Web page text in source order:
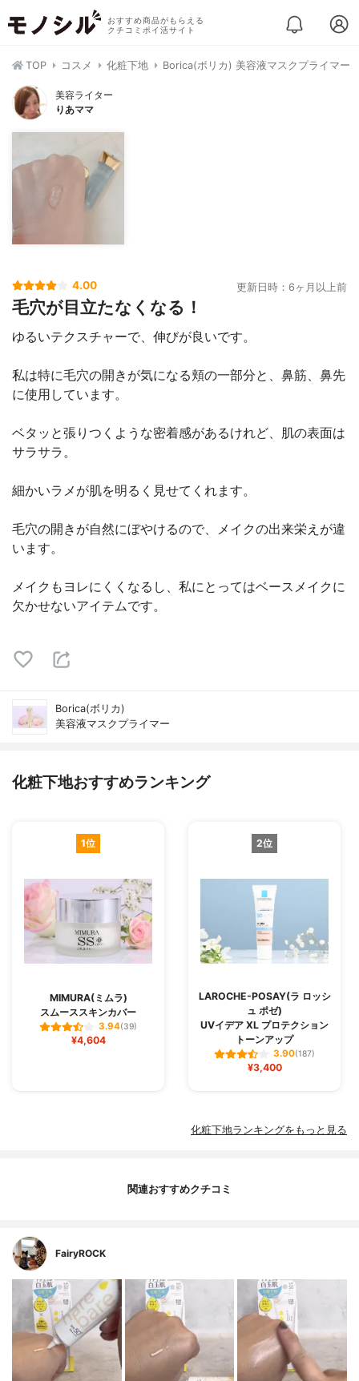
おすすめ商品がもらえる
クチコミポイ活サイト
TOP コスメ 化粧下地 Borica(ボリカ) 美容液マスクプライマー
美容ライター
りあママ
4.00 更新日時：6ヶ月以上前
毛穴が目立たなくなる！
ゆるいテクスチャーで、伸びが良いです。
私は特に毛穴の開きが気になる頬の一部分と、鼻筋、鼻先
に使用しています。
ベタッと張りつくような密着感があるけれど、肌の表面は
サラサラ。
細かいラメが肌を明るく見せてくれます。
毛穴の開きが自然にぼやけるので、メイクの出来栄えが違
います。
メイクもヨレにくくなるし、私にとってはベースメイクに
欠かせないアイテムです。
Borica(ボリカ)
美容液マスクプライマー
化粧下地おすすめランキング
1位
MIMURA(ミムラ)
スムーススキンカバー
3.94(39)
¥4,604
2位
LAROCHE-POSAY(ラ ロッシ
ュ ポゼ)
UVイデア XL プロテクション
トーンアップ
3.90(187)
¥3,400
化粧下地ランキングをもっと見る
関連おすすめクチコミ
FairyROCK